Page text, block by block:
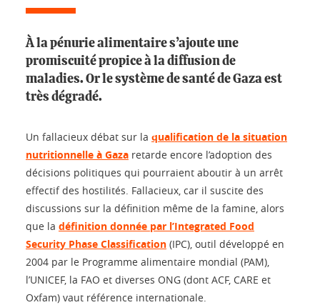
À la pénurie alimentaire s’ajoute une
promiscuité propice à la diffusion de
maladies. Or le système de santé de Gaza est
très dégradé.
Un fallacieux débat sur la qualification de la situation
nutritionnelle à Gaza retarde encore l’adoption des
décisions politiques qui pourraient aboutir à un arrêt
effectif des hostilités. Fallacieux, car il suscite des
discussions sur la définition même de la famine, alors
que la définition donnée par l’Integrated Food
Security Phase Classification (IPC), outil développé en
2004 par le Programme alimentaire mondial (PAM),
l’UNICEF, la FAO et diverses ONG (dont ACF, CARE et
Oxfam) vaut référence internationale.